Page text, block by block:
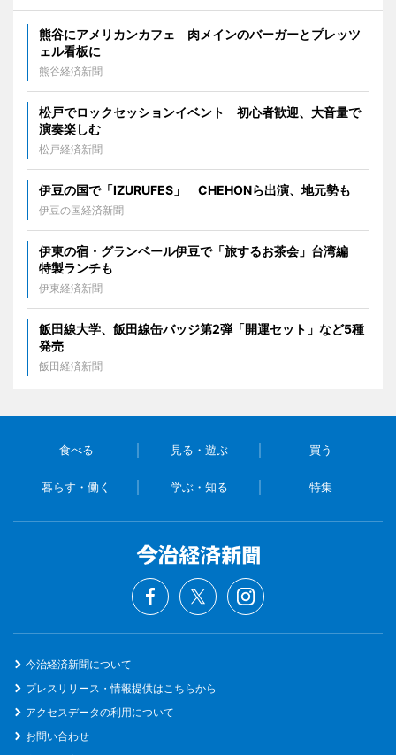
熊谷にアメリカンカフェ 肉メインのバーガーとプレッツ
ェル看板に
熊谷経済新聞
松戸でロックセッションイベント 初心者歓迎、大音量で
演奏楽しむ
松戸経済新聞
伊豆の国で「IZURUFES」 CHEHONら出演、地元勢も
伊豆の国経済新聞
伊東の宿・グランベール伊豆で「旅するお茶会」台湾編
特製ランチも
伊東経済新聞
飯田線大学、飯田線缶バッジ第2弾「開運セット」など5種
発売
飯田経済新聞
食べる 見る・遊ぶ 買う
暮らす・働く 学ぶ・知る 特集
今治経済新聞について
プレスリリース・情報提供はこちらから
アクセスデータの利用について
お問い合わせ